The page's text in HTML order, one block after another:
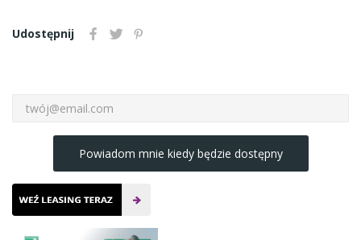
Udostępnij
Powiadom mnie kiedy będzie dostępny